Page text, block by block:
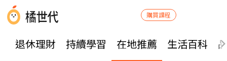
購買課程
退休理財 持續學習 在地推薦 生活百科